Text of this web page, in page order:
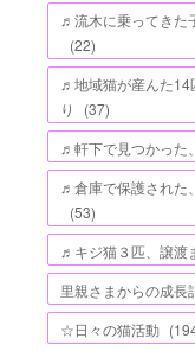
♬流木に乗ってきた
(22)
♬地域猫が産んた14
り
(37)
♬軒下で見つかった
♬倉庫で保護された
(53)
♬キジ猫３匹、譲渡
里親さまからの成長
☆日々の猫活動 (